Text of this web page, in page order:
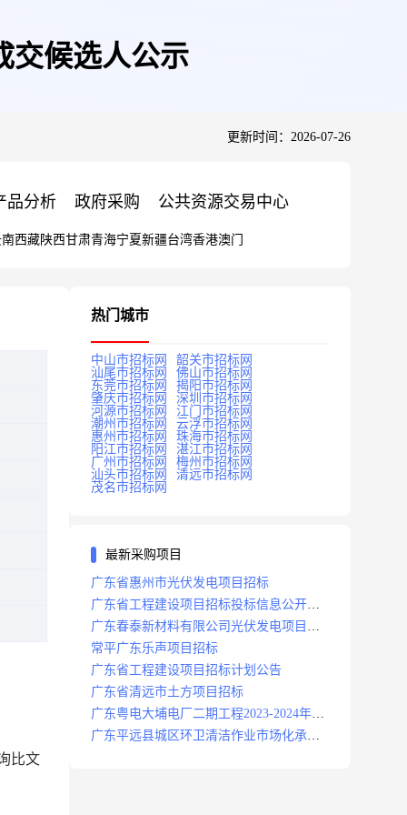
交候选人公示
更新时间：2026-07-26
品分析 政府采购 公共资源交易中心
西藏陕西甘肃青海宁夏新疆台湾香港澳门
比文
热门城市
中山市招标网
韶关市招标网
汕尾市招标网
佛山市招标网
东莞市招标网
揭阳市招标网
肇庆市招标网
深圳市招标网
河源市招标网
江门市招标网
潮州市招标网
云浮市招标网
惠州市招标网
珠海市招标网
阳江市招标网
湛江市招标网
广州市招标网
梅州市招标网
汕头市招标网
清远市招标网
茂名市招标网
最新采购项目
广东省惠州市光伏发电项目招标
广东省工程建设项目招标投标信息公开目
录
广东春泰新材料有限公司光伏发电项目招
标
常平广东乐声项目招标
广东省工程建设项目招标计划公告
广东省清远市土方项目招标
广东粤电大埔电厂二期工程2023-2024年度
安保服务项目招标公告
广东平远县城区环卫清洁作业市场化承包